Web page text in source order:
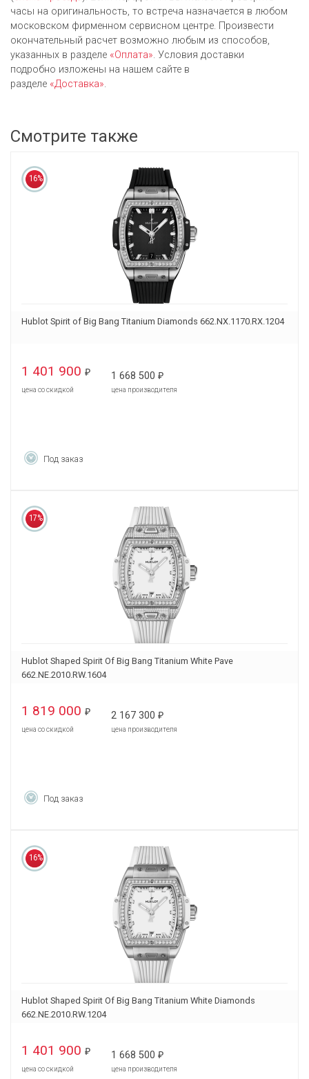
часы на оригинальность, то встреча назначается в любом
московском фирменном сервисном центре. Произвести
окончательный расчет возможно любым из cпособов,
указанных в разделе «Оплата». Условия доставки
подробно изложены на нашем сайте в
разделе «Доставка».
Смотрите также
16%
Hublot Spirit of Big Bang Titanium Diamonds 662.NX.1170.RX.1204
1 401 900 ₽
цена со скидкой
1 668 500 ₽
цена производителя
Под заказ
17%
Hublot Shaped Spirit Of Big Bang Titanium White Pave
662.NE.2010.RW.1604
1 819 000 ₽
цена со скидкой
2 167 300 ₽
цена производителя
Под заказ
16%
Hublot Shaped Spirit Of Big Bang Titanium White Diamonds
662.NE.2010.RW.1204
1 401 900 ₽
цена со скидкой
1 668 500 ₽
цена производителя